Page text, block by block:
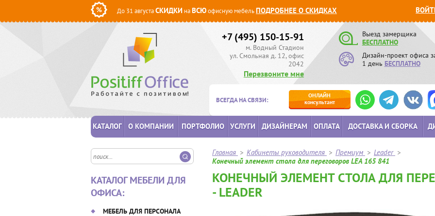
До 31 августаСКИДКИ наВСЮофисную мебельПОДРОБНЕЕ О СКИДКАХ
+7 (495) 150-15-91
м. Водный Стадион
ул. Смольная д. 12, офис
2042
Перезвоните мне
Выезд замерщика
БЕСПЛАТНО
Дизайн-проект офиса
1 день БЕСПЛАТНО
ВСЕГДА НА СВЯЗИ:
ОНЛАЙН
консультант
КАТАЛОГ О КОМПАНИИ ПОРТФОЛИО УСЛУГИ ДИЗАЙНЕРАМ ОПЛАТА ДОСТАВКА И СБОРКА
КАТАЛОГ МЕБЕЛИ ДЛЯ
ОФИСА:
МЕБЕЛЬ ДЛЯ ПЕРСОНАЛА
Главная > Кабинеты руководителя > Премиум > Leader >
Конечный элемент стола для переговоров LEA 165 841
КОНЕЧНЫЙ ЭЛЕМЕНТ СТОЛА ДЛЯ
- LEADER